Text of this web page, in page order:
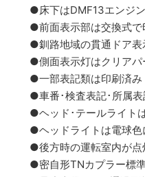
●床下はDMF13エンジ
●前面表示部は交換式で
●釧路地域の貫通ドア表
●側面表示灯はクリアパ
●一部表記類は印刷済み
●車番･検査表記･所属
●ヘッド･テールライト
●ヘッドライトは電球色
●後方時の運転室内が
●密自形TNカプラー標